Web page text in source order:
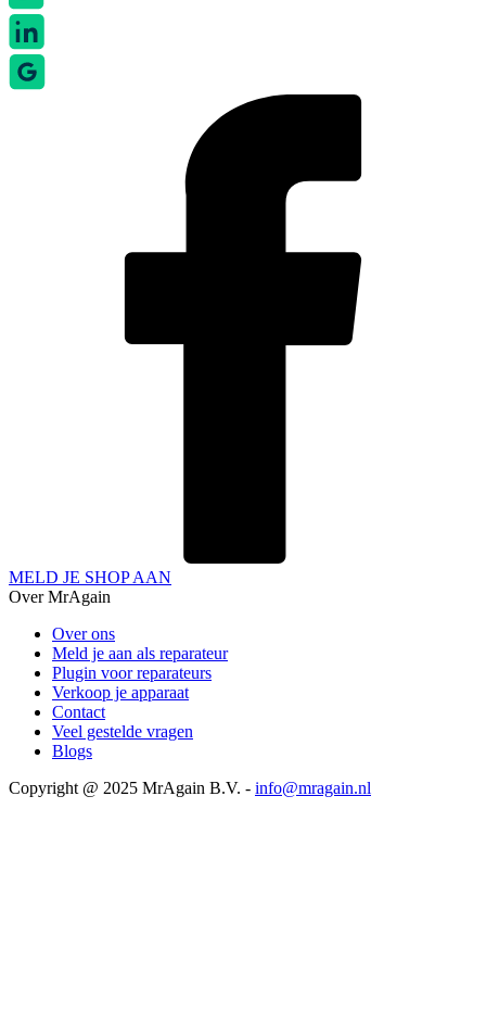
MELD JE SHOP AAN
Over MrAgain
Over ons
Meld je aan als reparateur
Plugin voor reparateurs
Verkoop je apparaat
Contact
Veel gestelde vragen
Blogs
Copyright @ 2025 MrAgain B.V. - info@mragain.nl